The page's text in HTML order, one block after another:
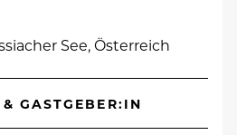
See, Österreich
GASTGEBER:IN